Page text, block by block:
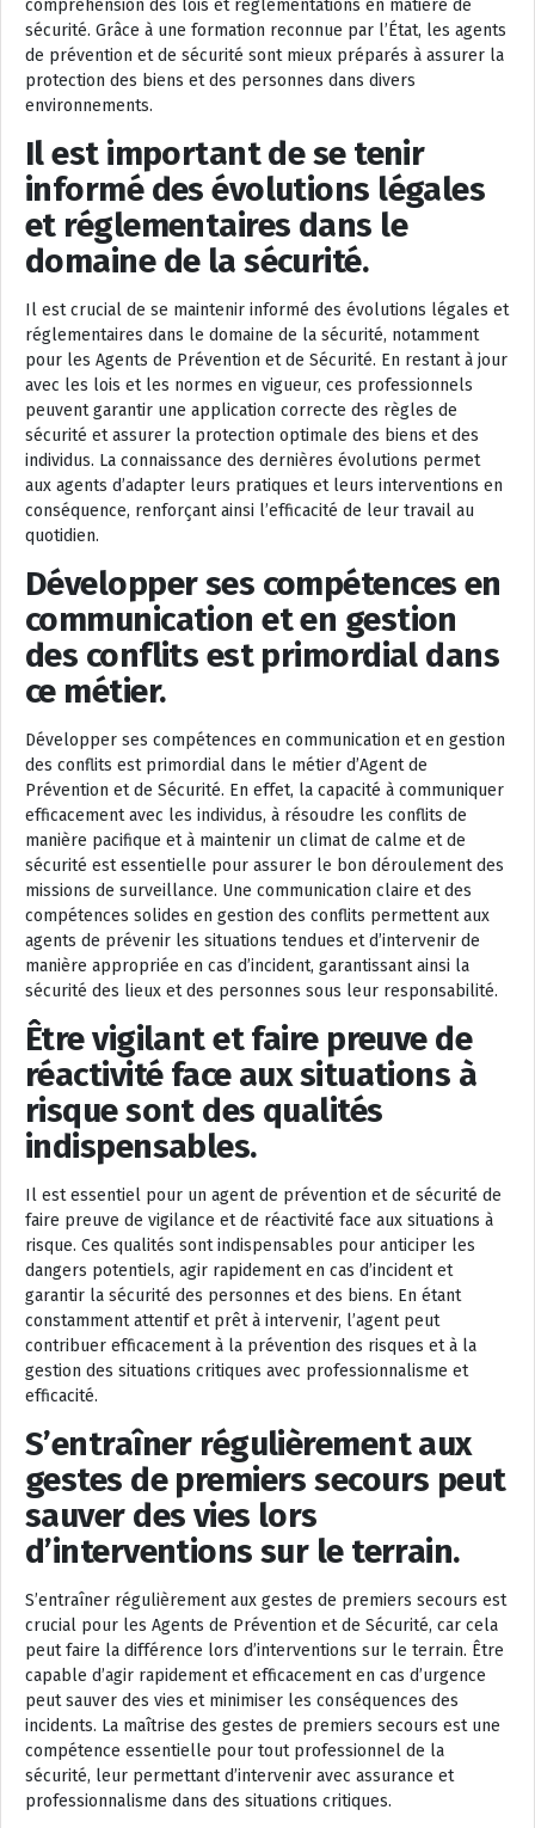
compréhension des lois et réglementations en matière de
sécurité. Grâce à une formation reconnue par l’État, les agents
de prévention et de sécurité sont mieux préparés à assurer la
protection des biens et des personnes dans divers
environnements.
Il est important de se tenir
informé des évolutions légales
et réglementaires dans le
domaine de la sécurité.
Il est crucial de se maintenir informé des évolutions légales et
réglementaires dans le domaine de la sécurité, notamment
pour les Agents de Prévention et de Sécurité. En restant à jour
avec les lois et les normes en vigueur, ces professionnels
peuvent garantir une application correcte des règles de
sécurité et assurer la protection optimale des biens et des
individus. La connaissance des dernières évolutions permet
aux agents d’adapter leurs pratiques et leurs interventions en
conséquence, renforçant ainsi l’efficacité de leur travail au
quotidien.
Développer ses compétences en
communication et en gestion
des conflits est primordial dans
ce métier.
Développer ses compétences en communication et en gestion
des conflits est primordial dans le métier d’Agent de
Prévention et de Sécurité. En effet, la capacité à communiquer
efficacement avec les individus, à résoudre les conflits de
manière pacifique et à maintenir un climat de calme et de
sécurité est essentielle pour assurer le bon déroulement des
missions de surveillance. Une communication claire et des
compétences solides en gestion des conflits permettent aux
agents de prévenir les situations tendues et d’intervenir de
manière appropriée en cas d’incident, garantissant ainsi la
sécurité des lieux et des personnes sous leur responsabilité.
Être vigilant et faire preuve de
réactivité face aux situations à
risque sont des qualités
indispensables.
Il est essentiel pour un agent de prévention et de sécurité de
faire preuve de vigilance et de réactivité face aux situations à
risque. Ces qualités sont indispensables pour anticiper les
dangers potentiels, agir rapidement en cas d’incident et
garantir la sécurité des personnes et des biens. En étant
constamment attentif et prêt à intervenir, l’agent peut
contribuer efficacement à la prévention des risques et à la
gestion des situations critiques avec professionnalisme et
efficacité.
S’entraîner régulièrement aux
gestes de premiers secours peut
sauver des vies lors
d’interventions sur le terrain.
S’entraîner régulièrement aux gestes de premiers secours est
crucial pour les Agents de Prévention et de Sécurité, car cela
peut faire la différence lors d’interventions sur le terrain. Être
capable d’agir rapidement et efficacement en cas d’urgence
peut sauver des vies et minimiser les conséquences des
incidents. La maîtrise des gestes de premiers secours est une
compétence essentielle pour tout professionnel de la
sécurité, leur permettant d’intervenir avec assurance et
professionnalisme dans des situations critiques.